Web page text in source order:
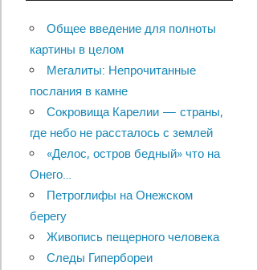
Общее введение для полноты
картины в целом
Мегалиты: Непрочитанные
послания в камне
Сокровища Карелии — страны,
где небо не рассталось с землей
«Делос, остров бедный» что на
Онего…
Петроглифы на Онежском
берегу
Живопись пещерного человека
Следы Гипербореи